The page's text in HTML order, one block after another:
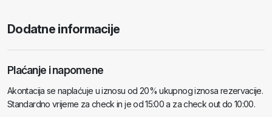
Dodatne informacije
Plaćanje i napomene
Akontacija se naplaćuje u iznosu od 20% ukupnog iznosa rezervacije.
Standardno vrijeme za check in je od 15:00 a za check out do 10:00.